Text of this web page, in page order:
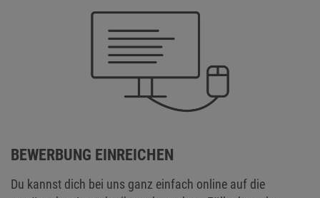
BEWERBUNG EINREICHEN
Du kannst dich bei uns ganz einfach online auf die